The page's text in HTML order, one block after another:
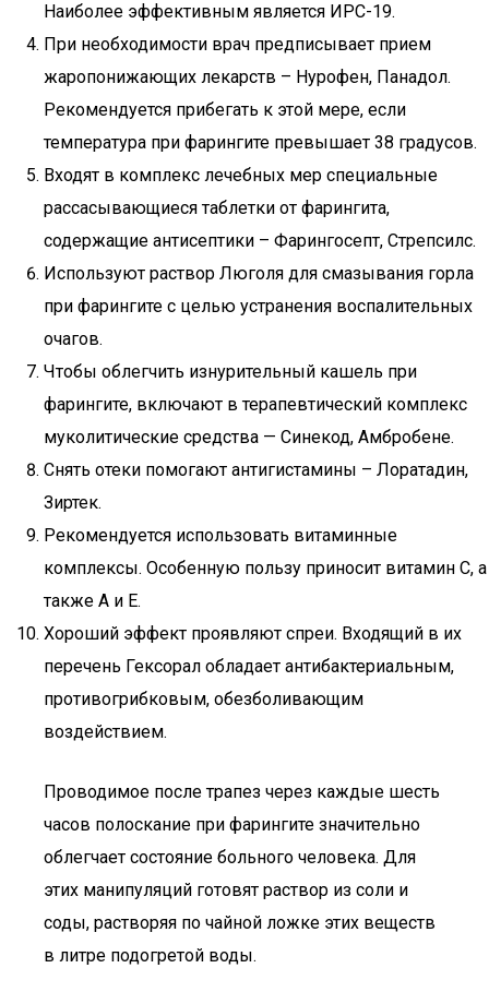
Наиболее эффективным является ИРС-19.
При необходимости врач предписывает прием
жаропонижающих лекарств – Нурофен, Панадол.
Рекомендуется прибегать к этой мере, если
температура при фарингите превышает 38 градусов.
Входят в комплекс лечебных мер специальные
рассасывающиеся таблетки от фарингита,
содержащие антисептики – Фарингосепт, Стрепсилс.
Используют раствор Люголя для смазывания горла
при фарингите с целью устранения воспалительных
очагов.
Чтобы облегчить изнурительный кашель при
фарингите, включают в терапевтический комплекс
муколитические средства — Синекод, Амбробене.
Снять отеки помогают антигистамины – Лоратадин,
Зиртек.
Рекомендуется использовать витаминные
комплексы. Особенную пользу приносит витамин С, а
также А и Е.
Хороший эффект проявляют спреи. Входящий в их
перечень Гексорал обладает антибактериальным,
противогрибковым, обезболивающим
воздействием.
Проводимое после трапез через каждые шесть
часов полоскание при фарингите значительно
облегчает состояние больного человека. Для
этих манипуляций готовят раствор из соли и
соды, растворяя по чайной ложке этих веществ
в литре подогретой воды.